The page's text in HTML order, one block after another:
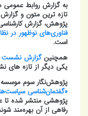
به گزارش روابط عمومی
تازه ترین متون و
پژوهش، گزارش
فناوری‌های نوظهور در
است.
همچنینگزارش نشست
یکی دیگر از تازه های
پژوهش‌نگار سوم موسسه
«گفتمان‌شناسی
پژوهشی منتشر شده تا
رفاهی از آن بهره‌مند